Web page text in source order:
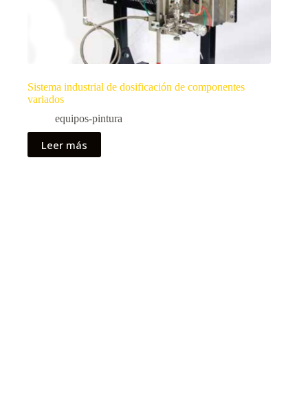
Sistema industrial de dosificación de componentes
variados
equipos-pintura
Leer más